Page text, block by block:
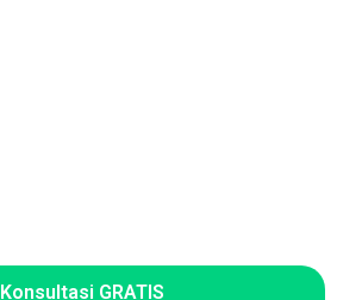
Konsultasi GRATIS